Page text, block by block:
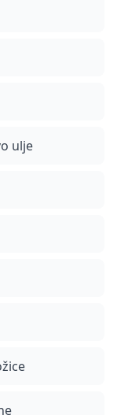
ulje